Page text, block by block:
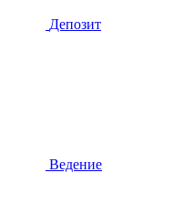
Депозит
Ведение